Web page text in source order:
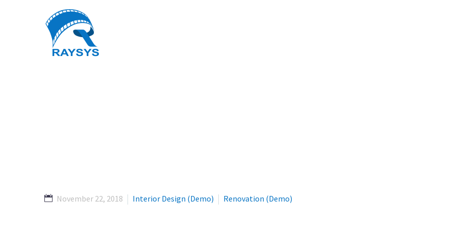
November 22, 2018 Interior Design (Demo) Renovation (Demo)